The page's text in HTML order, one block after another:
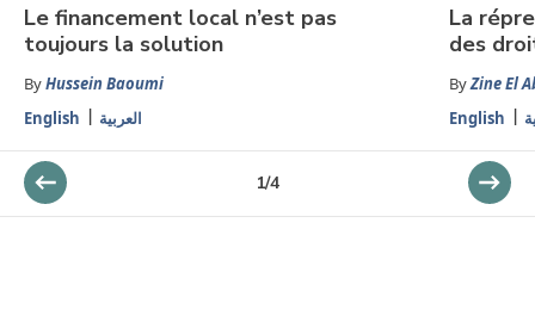
Le financement local n’est pas
toujours la solution
ByHussein Baoumi
English
العربية
La
des
ByZine El
English
1/4